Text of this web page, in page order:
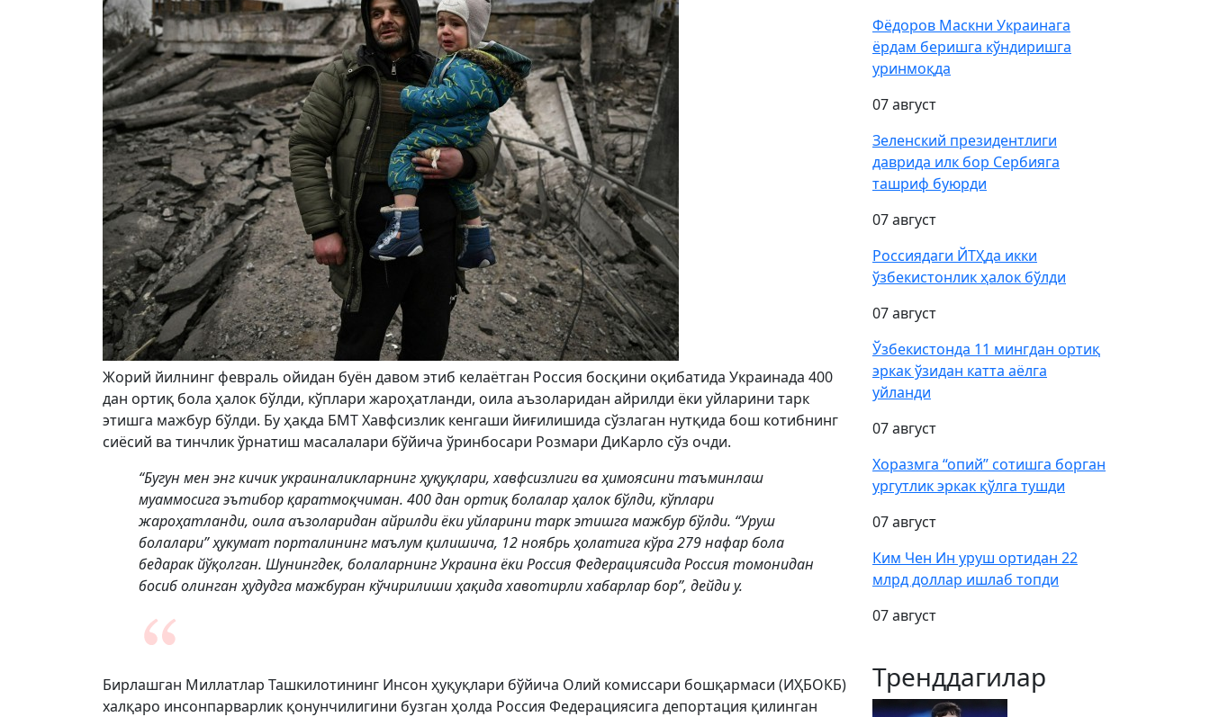
Жорий йилнинг февраль ойидан буён давом этиб келаётган Россия босқини оқибатида Украинада 400
дан ортиқ бола ҳалок бўлди, кўплари жароҳатланди, оила аъзоларидан айрилди ёки уйларини тарк
этишга мажбур бўлди. Бу ҳақда БМТ Хавфсизлик кенгаши йиғилишида сўзлаган нутқида бош котибнинг
сиёсий ва тинчлик ўрнатиш масалалари бўйича ўринбосари Розмари ДиКарло сўз очди.
“Бугун мен энг кичик украиналикларнинг ҳуқуқлари, хавфсизлиги ва ҳимоясини таъминлаш
муаммосига эътибор қаратмоқчиман. 400 дан ортиқ болалар ҳалок бўлди, кўплари
жароҳатланди, оила аъзоларидан айрилди ёки уйларини тарк этишга мажбур бўлди. “Уруш
болалари” ҳукумат порталининг маълум қилишича, 12 ноябрь ҳолатига кўра 279 нафар бола
бедарак йўқолган. Шунингдек, болаларнинг Украина ёки Россия Федерациясида Россия томонидан
босиб олинган ҳудудга мажбуран кўчирилиши ҳақида хавотирли хабарлар бор”, дейди у.
Бирлашган Миллатлар Ташкилотининг Инсон ҳуқуқлари бўйича Олий комиссари бошқармаси (ИҲБОКБ)
халқаро инсонпарварлик қонунчилигини бузган ҳолда Россия Федерациясига депортация қилинган
Фёдоров Маскни Украинага
ёрдам беришга кўндиришга
уринмоқда
07 август
Зеленский президентлиги
даврида илк бор Сербияга
ташриф буюрди
07 август
Россиядаги ЙТҲда икки
ўзбекистонлик ҳалок бўлди
07 август
Ўзбекистонда 11 мингдан ортиқ
эркак ўзидан катта аёлга
уйланди
07 август
Хоразмга “опий” сотишга борган
ургутлик эркак қўлга тушди
07 август
Ким Чен Ин уруш ортидан 22
млрд доллар ишлаб топди
07 август
Тренддагилар